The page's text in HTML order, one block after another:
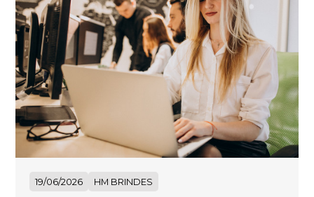
19/06/2026 HM BRINDES